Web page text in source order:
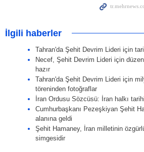
İlgili haberler
Tahran'da Şehit Devrim Lideri için
Necef, Şehit Devrim Lideri için
hazır
Tahran'da Şehit Devrim Lideri için
töreninden fotoğraflar
İran Ordusu Sözcüsü: İran halkı
Cumhurbaşkanı Pezeşkiyan Şehit
alanına geldi
Şehit Hamaney, İran milletinin
simgesidir